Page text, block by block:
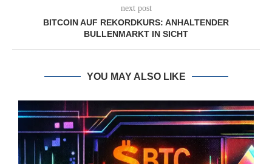
next post
BITCOIN AUF REKORDKURS: ANHALTENDER
BULLENMARKT IN SICHT
YOU MAY ALSO LIKE